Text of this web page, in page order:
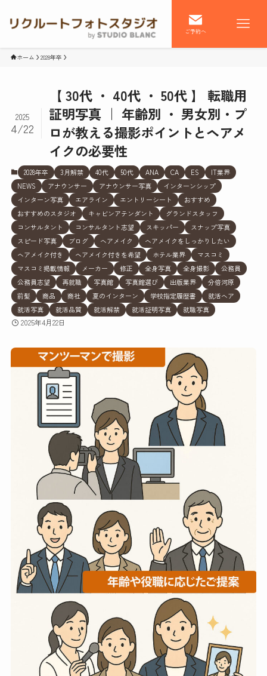
ご予約へ
ホーム 2028年卒
【 30代 ・ 40代 ・ 50代 】 転職用
証明写真 ｜ 年齢別 ・ 男女別・プ
ロが教える撮影ポイントとヘアメ
イクの必要性
2025
4/22
2028年卒 3月解禁 40代 50代 ANA CA ES
IT業界
NEWS
アナウンサー アナウンサー写真
インターンシップ
インターン写真
エアライン エントリーシート
おすすめ
おすすめのスタジオ
キャビンアテンダント
グランドスタッフ
コンサルタント
コンサルタント志望 スキッパー
スナップ写真
スピード写真
ブログ ヘアメイク
ヘアメイクをしっかりしたい
ヘアメイク付き
ヘアメイク付きを希望 ホテル業界
マスコミ
マスコミ掲載情報
メーカー 修正 全身写真 全身撮影
公務員
公務員志望
再就職 写真館 写真館選び 出版業界
分倍河原
前髪
商品 商社 夏のインターン 学校指定履歴書
就活ヘア
就活写真
就活品質 就活解禁 就活証明写真 就職写真
2025年4月22日